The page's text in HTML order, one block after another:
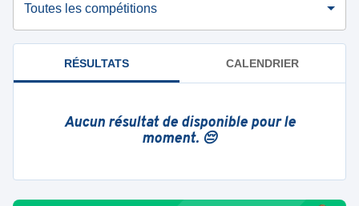
Toutes les compétitions
RÉSULTATS CALENDRIER
Aucun résultat de disponible pour le
moment. 😔